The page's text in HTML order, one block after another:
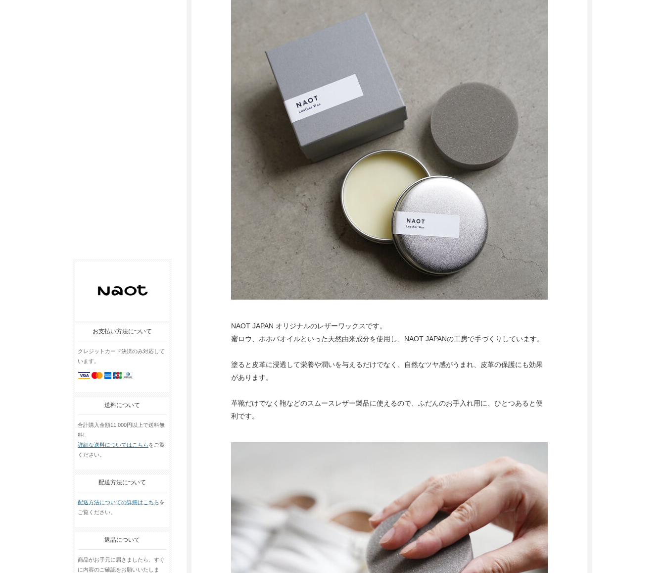
お支払い方法について
クレジットカード決済のみ対応して
います。
送料について
合計購入金額11,000円以上で送料無
料!
詳細な送料についてはこちらをご覧
ください。
配送方法について
配送方法についての詳細はこちらを
ご覧ください。
返品について
商品がお手元に届きましたら、すぐ
に内容のご確認をお願いいたしま
NAOT JAPAN オリジナルのレザーワックスです。
蜜ロウ、ホホバオイルといった天然由来成分を使用し、NAOT JAPANの工房で手づくりしています。
塗ると皮革に浸透して栄養や潤いを与えるだけでなく、自然なツヤ感がうまれ、皮革の保護にも効果
があります。
革靴だけでなく鞄などのスムースレザー製品に使えるので、ふだんのお手入れ用に、ひとつあると便
利です。